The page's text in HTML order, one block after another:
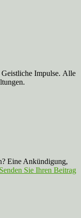
Impulse. Alle
Eine Ankündigung,
Senden Sie Ihren Beitrag